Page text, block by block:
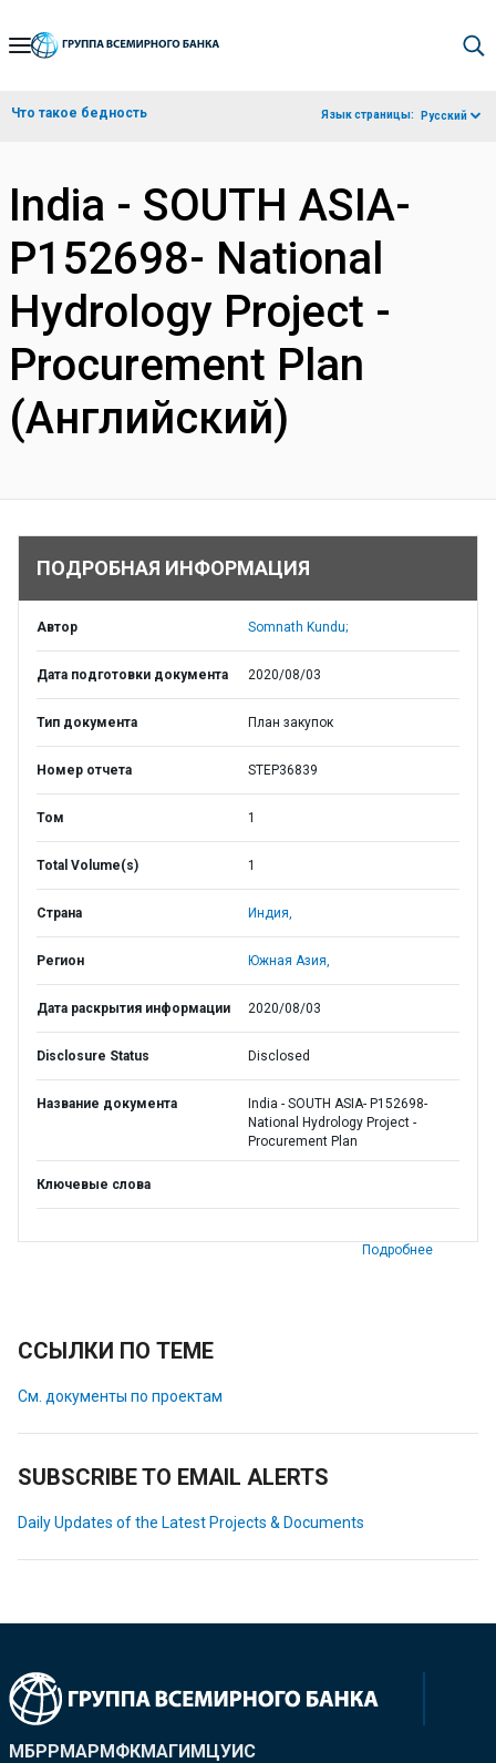
Skip
Navigation
Что такое бедность Язык страницы: Русский
India - SOUTH ASIA-
P152698- National
Hydrology Project -
Procurement Plan
(Английский)
ПОДРОБНАЯ ИНФОРМАЦИЯ
Автор Somnath Kundu;
Дата подготовки документа 2020/08/03
Тип документа План закупок
Номер отчета STEP36839
Том 1
Total Volume(s) 1
Страна Индия,
Регион Южная Азия,
Дата раскрытия информации 2020/08/03
Disclosure Status Disclosed
Название документа
India - SOUTH ASIA- P152698-
National Hydrology Project -
Procurement Plan
Ключевые слова
Подробнее
ССЫЛКИ ПО ТЕМЕ
См. документы по проектам
SUBSCRIBE TO EMAIL ALERTS
Daily Updates of the Latest Projects & Documents
МБРРМАРМФКМАГИМЦУИС